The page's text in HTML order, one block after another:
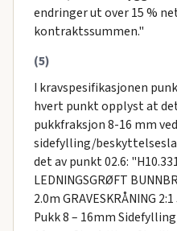
endringer ut over 15 %
kontraktssummen."
(5)
I kravspesifikasjonen
hvert punkt opplyst at
pukkfraksjon 8-16 mm
sidefylling/
det av punkt 02.6:
LEDNINGSGRØFT
2.0m GRAVESKRÅNING
Pukk 8 – 16mm